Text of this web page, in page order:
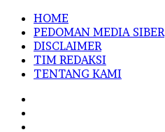
HOME
PEDOMAN MEDIA SIBER
DISCLAIMER
TIM REDAKSI
TENTANG KAMI